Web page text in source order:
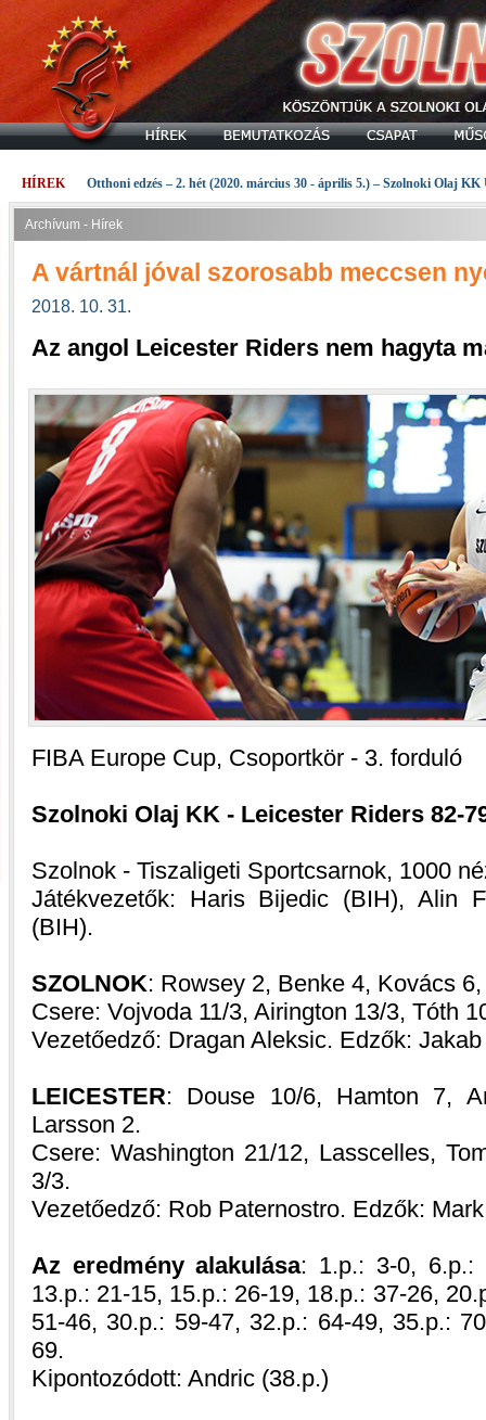
HÍREK Otthoni edzés – 2. hét (2020. március 30 - április 5.) – Szolnoki Olaj KK
Archívum - Hírek
A vártnál jóval szorosabb meccsen
2018. 10. 31.
Az angol Leicester Riders nem hagyta
FIBA Europe Cup, Csoportkör - 3. forduló
Szolnoki Olaj KK - Leicester Riders 82-
Szolnok - Tiszaligeti Sportcsarnok, 1000
Játékvezetők: Haris Bijedic (BIH), Alin
(BIH).
SZOLNOK: Rowsey 2, Benke 4, Kovács
Csere: Vojvoda 11/3, Airington 13/3, Tóth
Vezetőedző: Dragan Aleksic. Edzők:
LEICESTER: Douse 10/6, Hamton 7,
Larsson 2.
Csere: Washington 21/12, Lasscelles,
3/3.
Vezetőedző: Rob Paternostro. Edzők:
Az eredmény alakulása: 1.p.: 3-0, 6.p.:
13.p.: 21-15, 15.p.: 26-19, 18.p.: 37-26,
51-46, 30.p.: 59-47, 32.p.: 64-49, 35.p.:
69.
Kipontozódott: Andric (38.p.)